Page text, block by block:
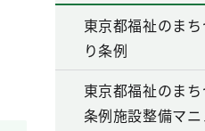
東京都福祉のまち
り条例
東京都福祉のまち
条例施設整備マ